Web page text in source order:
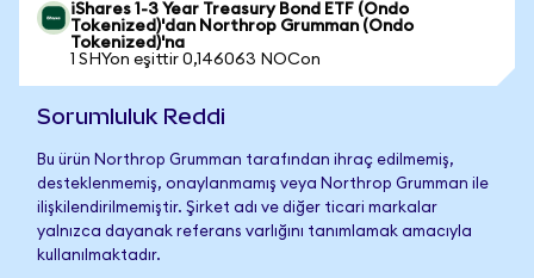
iShares 1-3 Year Treasury Bond ETF (Ondo
Tokenized)'dan Northrop Grumman (Ondo
Tokenized)'na
1 SHYon eşittir 0,146063 NOCon
Sorumluluk Reddi
Bu ürün Northrop Grumman tarafından ihraç edilmemiş,
desteklenmemiş, onaylanmamış veya Northrop Grumman ile
ilişkilendirilmemiştir. Şirket adı ve diğer ticari markalar
yalnızca dayanak referans varlığını tanımlamak amacıyla
kullanılmaktadır.